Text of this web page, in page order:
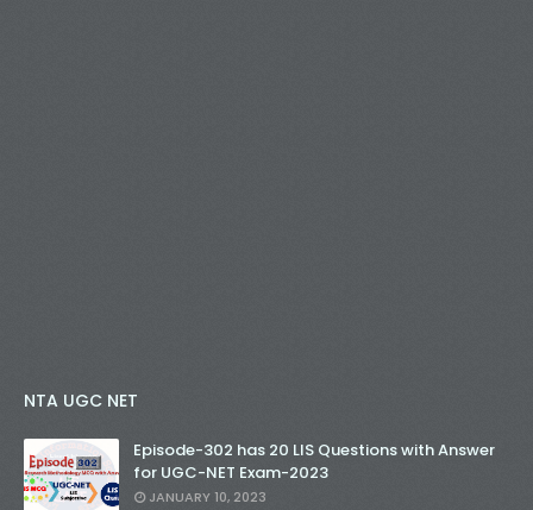
NTA UGC NET
Episode-302 has 20 LIS Questions with Answer
for UGC-NET Exam-2023
JANUARY 10, 2023